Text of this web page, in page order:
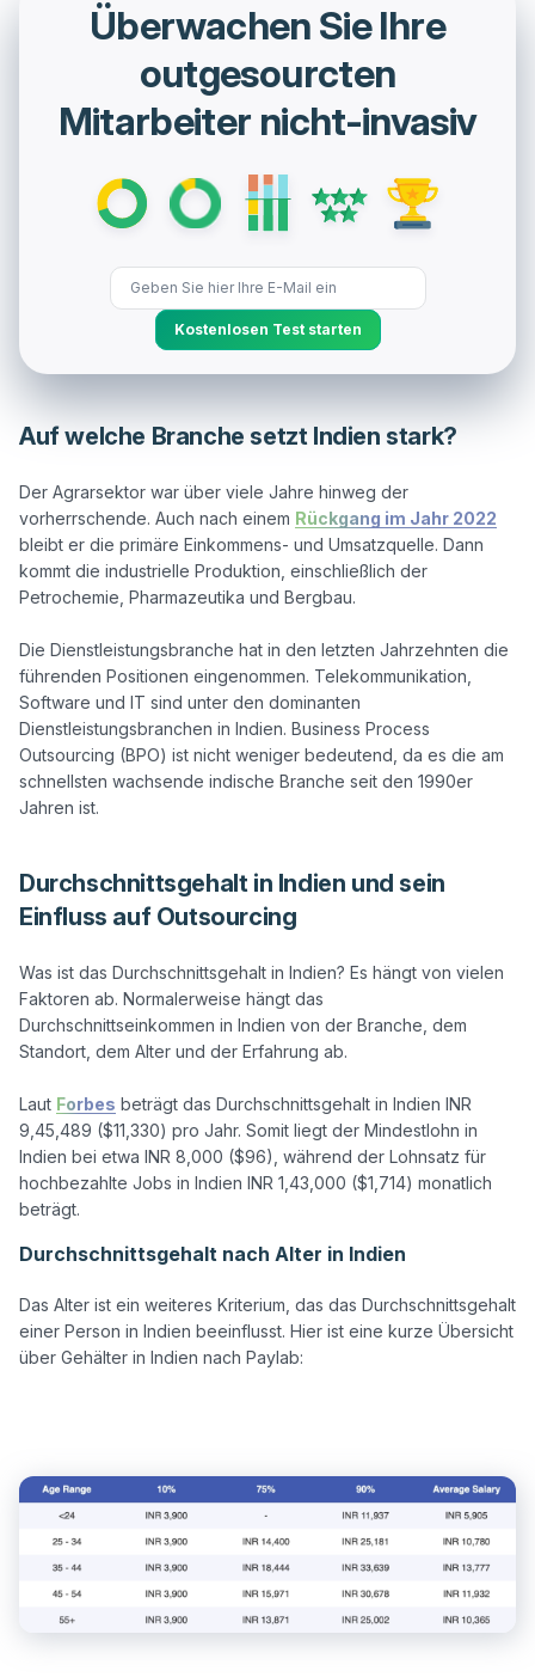
Überwachen Sie Ihre
outgesourcten
Mitarbeiter nicht-invasiv
Kostenlosen Test starten
Auf welche Branche setzt Indien stark?
Der Agrarsektor war über viele Jahre hinweg der
vorherrschende. Auch nach einem Rückgang im Jahr 2022
bleibt er die primäre Einkommens- und Umsatzquelle. Dann
kommt die industrielle Produktion, einschließlich der
Petrochemie, Pharmazeutika und Bergbau.
Die Dienstleistungsbranche hat in den letzten Jahrzehnten die
führenden Positionen eingenommen. Telekommunikation,
Software und IT sind unter den dominanten
Dienstleistungsbranchen in Indien. Business Process
Outsourcing (BPO) ist nicht weniger bedeutend, da es die am
schnellsten wachsende indische Branche seit den 1990er
Durchschnittsgehalt in Indien und sein
Einfluss auf Outsourcing
Was ist das Durchschnittsgehalt in Indien? Es hängt von vielen
Faktoren ab. Normalerweise hängt das
Durchschnittseinkommen in Indien von der Branche, dem
Standort, dem Alter und der Erfahrung ab.
Laut Forbes beträgt das Durchschnittsgehalt in Indien INR
9,45,489 ($11,330) pro Jahr. Somit liegt der Mindestlohn in
Indien bei etwa INR 8,000 ($96), während der Lohnsatz für
hochbezahlte Jobs in Indien INR 1,43,000 ($1,714) monatlich
Durchschnittsgehalt nach Alter in Indien
Das Alter ist ein weiteres Kriterium, das das Durchschnittsgehalt
einer Person in Indien beeinflusst. Hier ist eine kurze Übersicht
über Gehälter in Indien nach Paylab: